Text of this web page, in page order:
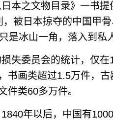
之文物目录》一书提
被日本掠夺的中国甲
是冰山一角，落入到私
委员会的统计，仅在
书画类超过1.5万件，
件类60多万件。
年以后，中国有1000